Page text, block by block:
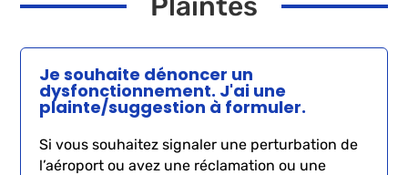
Je souhaite dénoncer un
dysfonctionnement. J'ai une
plainte/suggestion à formuler.
Si vous souhaitez signaler une perturbation de
l’aéroport ou avez une réclamation ou une